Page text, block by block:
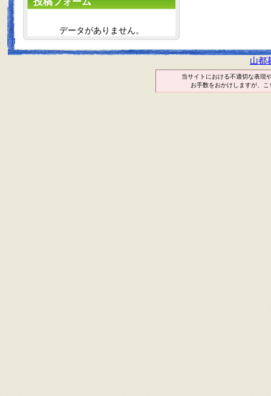
データがありません。
山都
当サイトにおける不適切な表現
お手数をおかけしますが、こ